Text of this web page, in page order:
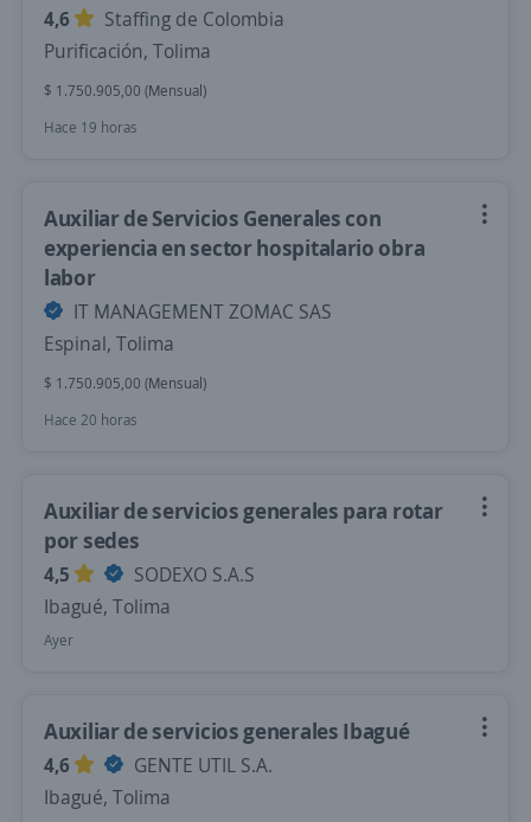
4,6
Staffing de Colombia
Purificación, Tolima
$ 1.750.905,00 (Mensual)
Hace 19 horas
Auxiliar de Servicios Generales con
experiencia en sector hospitalario obra
labor
IT MANAGEMENT ZOMAC SAS
Espinal, Tolima
$ 1.750.905,00 (Mensual)
Hace 20 horas
Auxiliar de servicios generales para rotar
por sedes
4,5
SODEXO S.A.S
Ibagué, Tolima
Ayer
Auxiliar de servicios generales Ibagué
4,6
GENTE UTIL S.A.
Ibagué, Tolima